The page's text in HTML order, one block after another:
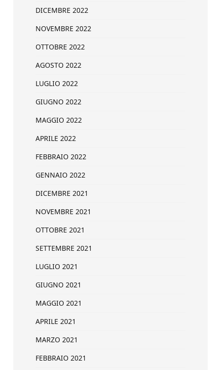
DICEMBRE 2022
NOVEMBRE 2022
OTTOBRE 2022
AGOSTO 2022
LUGLIO 2022
GIUGNO 2022
MAGGIO 2022
APRILE 2022
FEBBRAIO 2022
GENNAIO 2022
DICEMBRE 2021
NOVEMBRE 2021
OTTOBRE 2021
SETTEMBRE 2021
LUGLIO 2021
GIUGNO 2021
MAGGIO 2021
APRILE 2021
MARZO 2021
FEBBRAIO 2021